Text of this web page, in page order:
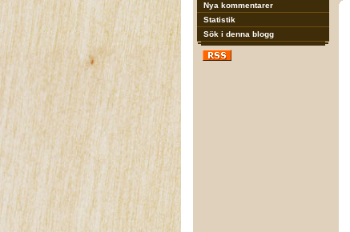
Nya kommentarer
Statistik
Sök i denna blogg